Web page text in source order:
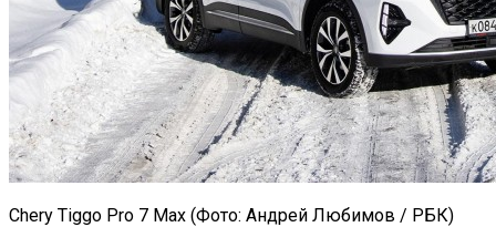
Chery Tiggo Pro 7 Max (Фото: Андрей Любимов / РБК)